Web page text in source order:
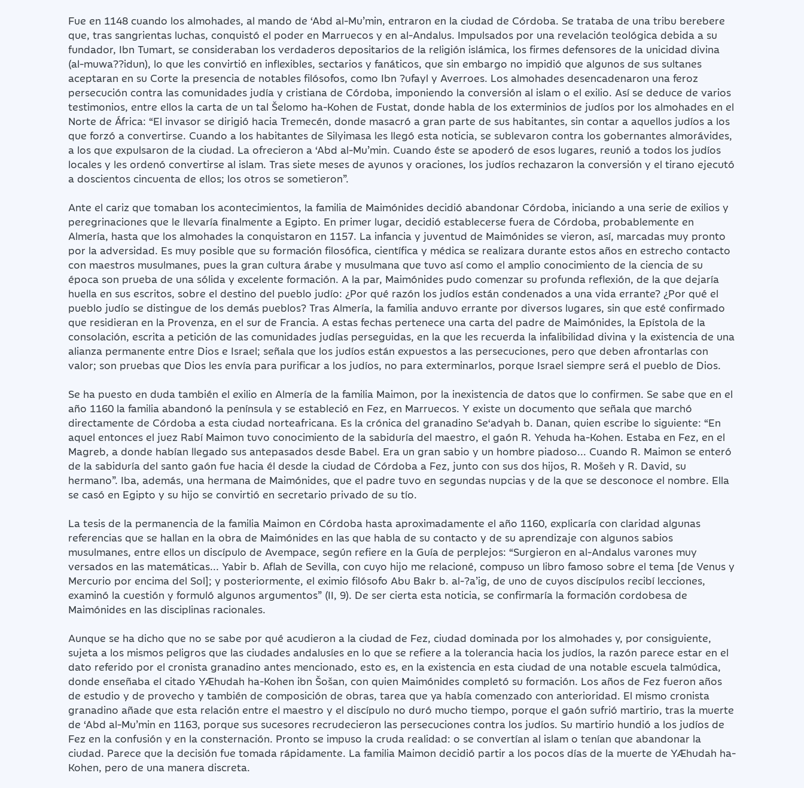
Fue en 1148 cuando los almohades, al mando de ‘Abd al-Mu’min, entraron en la ciudad de Córdoba. Se trataba de una tribu berebere
que, tras sangrientas luchas, conquistó el poder en Marruecos y en al-Andalus. Impulsados por una revelación teológica debida a su
fundador, Ibn Tumart, se consideraban los verdaderos depositarios de la religión islámica, los firmes defensores de la unicidad divina
(al-muwa??idun), lo que les convirtió en inflexibles, sectarios y fanáticos, que sin embargo no impidió que algunos de sus sultanes
aceptaran en su Corte la presencia de notables filósofos, como Ibn ?ufayl y Averroes. Los almohades desencadenaron una feroz
persecución contra las comunidades judía y cristiana de Córdoba, imponiendo la conversión al islam o el exilio. Así se deduce de varios
testimonios, entre ellos la carta de un tal Šelomo ha-Kohen de Fustat, donde habla de los exterminios de judíos por los almohades en el
Norte de África: “El invasor se dirigió hacia Tremecén, donde masacró a gran parte de sus habitantes, sin contar a aquellos judíos a los
que forzó a convertirse. Cuando a los habitantes de Silyimasa les llegó esta noticia, se sublevaron contra los gobernantes almorávides,
a los que expulsaron de la ciudad. La ofrecieron a ‘Abd al-Mu’min. Cuando éste se apoderó de esos lugares, reunió a todos los judíos
locales y les ordenó convertirse al islam. Tras siete meses de ayunos y oraciones, los judíos rechazaron la conversión y el tirano ejecutó
a doscientos cincuenta de ellos; los otros se sometieron”.
Ante el cariz que tomaban los acontecimientos, la familia de Maimónides decidió abandonar Córdoba, iniciando a una serie de exilios y
peregrinaciones que le llevaría finalmente a Egipto. En primer lugar, decidió establecerse fuera de Córdoba, probablemente en
Almería, hasta que los almohades la conquistaron en 1157. La infancia y juventud de Maimónides se vieron, así, marcadas muy pronto
por la adversidad. Es muy posible que su formación filosófica, científica y médica se realizara durante estos años en estrecho contacto
con maestros musulmanes, pues la gran cultura árabe y musulmana que tuvo así como el amplio conocimiento de la ciencia de su
época son prueba de una sólida y excelente formación. A la par, Maimónides pudo comenzar su profunda reflexión, de la que dejaría
huella en sus escritos, sobre el destino del pueblo judío: ¿Por qué razón los judíos están condenados a una vida errante? ¿Por qué el
pueblo judío se distingue de los demás pueblos? Tras Almería, la familia anduvo errante por diversos lugares, sin que esté confirmado
que residieran en la Provenza, en el sur de Francia. A estas fechas pertenece una carta del padre de Maimónides, la Epístola de la
consolación, escrita a petición de las comunidades judías perseguidas, en la que les recuerda la infalibilidad divina y la existencia de una
alianza permanente entre Dios e Israel; señala que los judíos están expuestos a las persecuciones, pero que deben afrontarlas con
valor; son pruebas que Dios les envía para purificar a los judíos, no para exterminarlos, porque Israel siempre será el pueblo de Dios.
Se ha puesto en duda también el exilio en Almería de la familia Maimon, por la inexistencia de datos que lo confirmen. Se sabe que en el
año 1160 la familia abandonó la península y se estableció en Fez, en Marruecos. Y existe un documento que señala que marchó
directamente de Córdoba a esta ciudad norteafricana. Es la crónica del granadino Se‘adyah b. Danan, quien escribe lo siguiente: “En
aquel entonces el juez Rabí Maimon tuvo conocimiento de la sabiduría del maestro, el gaón R. Yehuda ha-Kohen. Estaba en Fez, en el
Magreb, a donde habían llegado sus antepasados desde Babel. Era un gran sabio y un hombre piadoso... Cuando R. Maimon se enteró
de la sabiduría del santo gaón fue hacia él desde la ciudad de Córdoba a Fez, junto con sus dos hijos, R. Mošeh y R. David, su
hermano”. Iba, además, una hermana de Maimónides, que el padre tuvo en segundas nupcias y de la que se desconoce el nombre. Ella
se casó en Egipto y su hijo se convirtió en secretario privado de su tío.
La tesis de la permanencia de la familia Maimon en Córdoba hasta aproximadamente el año 1160, explicaría con claridad algunas
referencias que se hallan en la obra de Maimónides en las que habla de su contacto y de su aprendizaje con algunos sabios
musulmanes, entre ellos un discípulo de Avempace, según refiere en la Guía de perplejos: “Surgieron en al-Andalus varones muy
versados en las matemáticas... Yabir b. Aflah de Sevilla, con cuyo hijo me relacioné, compuso un libro famoso sobre el tema [de Venus y
Mercurio por encima del Sol]; y posteriormente, el eximio filósofo Abu Bakr b. al-?a’ig, de uno de cuyos discípulos recibí lecciones,
examinó la cuestión y formuló algunos argumentos” (II, 9). De ser cierta esta noticia, se confirmaría la formación cordobesa de
Maimónides en las disciplinas racionales.
Aunque se ha dicho que no se sabe por qué acudieron a la ciudad de Fez, ciudad dominada por los almohades y, por consiguiente,
sujeta a los mismos peligros que las ciudades andalusíes en lo que se refiere a la tolerancia hacia los judíos, la razón parece estar en el
dato referido por el cronista granadino antes mencionado, esto es, en la existencia en esta ciudad de una notable escuela talmúdica,
donde enseñaba el citado YÆhudah ha-Kohen ibn Šošan, con quien Maimónides completó su formación. Los años de Fez fueron años
de estudio y de provecho y también de composición de obras, tarea que ya había comenzado con anterioridad. El mismo cronista
granadino añade que esta relación entre el maestro y el discípulo no duró mucho tiempo, porque el gaón sufrió martirio, tras la muerte
de ‘Abd al-Mu’min en 1163, porque sus sucesores recrudecieron las persecuciones contra los judíos. Su martirio hundió a los judíos de
Fez en la confusión y en la consternación. Pronto se impuso la cruda realidad: o se convertían al islam o tenían que abandonar la
ciudad. Parece que la decisión fue tomada rápidamente. La familia Maimon decidió partir a los pocos días de la muerte de YÆhudah ha-
Kohen, pero de una manera discreta.